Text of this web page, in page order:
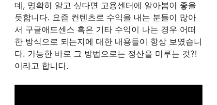
데, 명확히 알고 싶다면 고용센터에 알아봄이 좋을
듯합니다. 요즘 컨텐츠로 수익을 내는 분들이 많아
서 구글애드센스 혹은 기타 수익이 나는 경우 어떠
한 방식으로 되는지에 대한 내용들이 항상 보였습니
다. 가능한 바로 그 방법으로는 정산을 미루는 것?!
이라고 합니다.